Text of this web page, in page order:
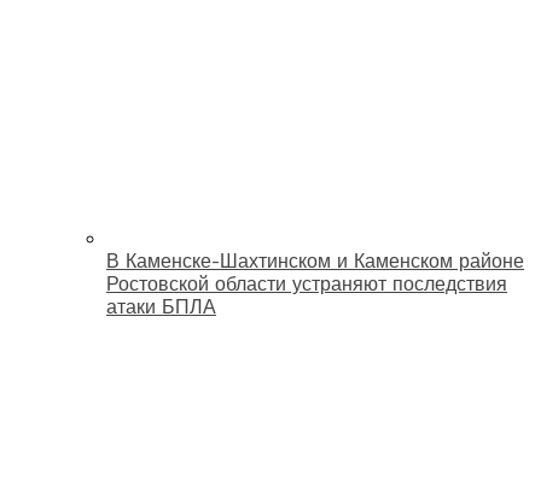
В Каменске-Шахтинском и Каменском районе
Ростовской области устраняют последствия
атаки БПЛА